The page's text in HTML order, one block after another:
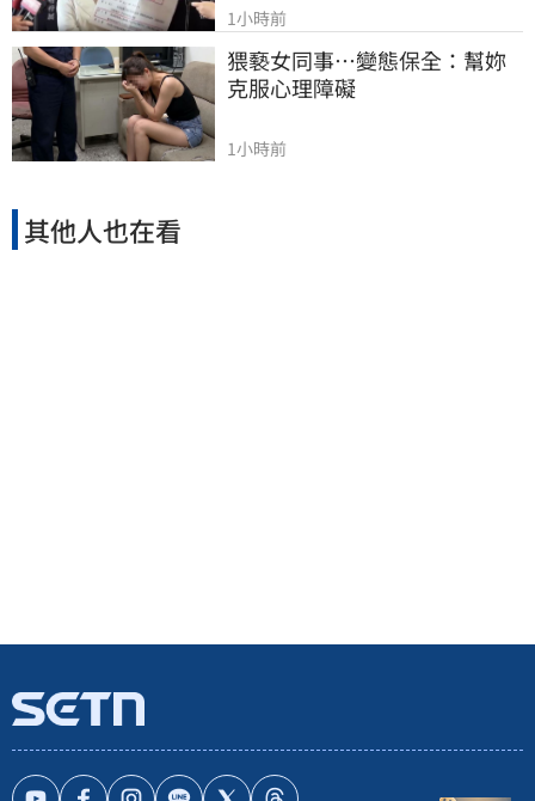
1小時前
猥褻女同事…變態保全：幫妳
克服心理障礙
1小時前
其他人也在看